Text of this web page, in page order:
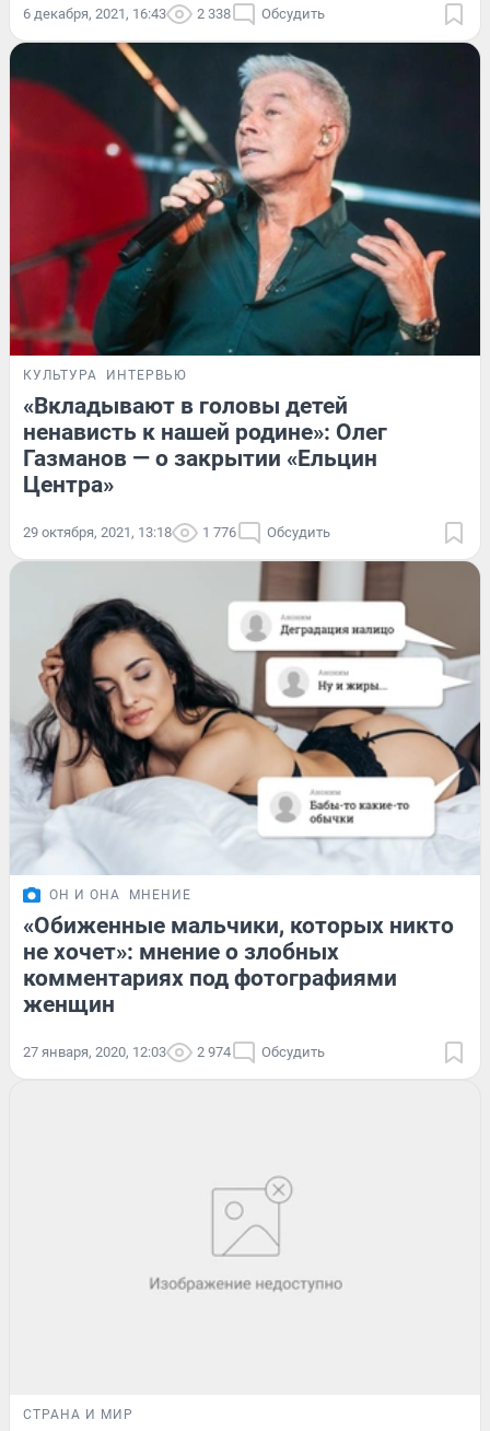
6 декабря, 2021, 16:43 2 338 Обсудить
КУЛЬТУРА ИНТЕРВЬЮ
«Вкладывают в головы детей
ненависть к нашей родине»: Олег
Газманов — о закрытии «Ельцин
Центра»
29 октября, 2021, 13:18 1 776 Обсудить
ОН И ОНА МНЕНИЕ
«Обиженные мальчики, которых никто
не хочет»: мнение о злобных
комментариях под фотографиями
женщин
27 января, 2020, 12:03 2 974 Обсудить
СТРАНА И МИР